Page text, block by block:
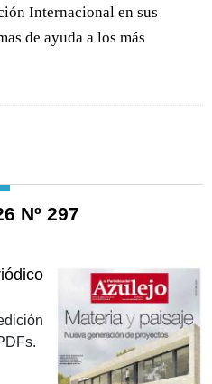
Internacional en sus
de ayuda a los más
Nº 297